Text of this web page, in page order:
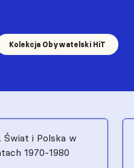
Kolekcja Obywatelski HiT
Świat i Polska w
1970-1980